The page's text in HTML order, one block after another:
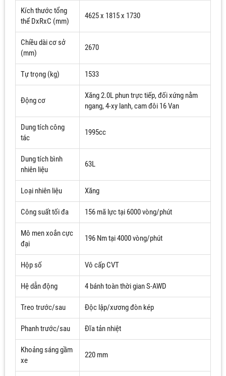
Kích thước tổng
thể DxRxC (mm)
4625 x 1815 x 1730
Chiều dài cơ sở
(mm)
2670
Tự trọng (kg) 1533
Động cơ
Xăng 2.0L phun trực tiếp, đối xứng nằm
ngang, 4-xy lanh, cam đôi 16 Van
Dung tích công
tác
1995cc
Dung tích bình
nhiên liệu
63L
Loại nhiên liệu Xăng
Công suất tối đa 156 mã lực tại 6000 vòng/phút
Mô men xoắn cực
đại
196 Nm tại 4000 vòng/phút
Hộp số Vô cấp CVT
Hệ dẫn động 4 bánh toàn thời gian S-AWD
Treo trước/sau Độc lập/xương đòn kép
Phanh trước/sau Đĩa tản nhiệt
Khoảng sáng gầm
xe
220 mm